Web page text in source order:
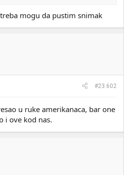
mogu da pustim snimak
#23.602
u ruke amerikanaca, bar one
i ove kod nas.